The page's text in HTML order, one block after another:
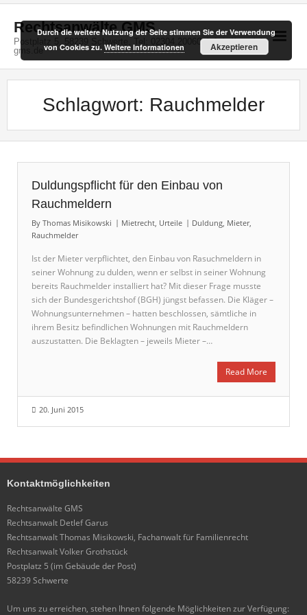
Skip
contentRechtsanwälte GMS
Postplatz 5, 58239 Schwerte, Tel: 02304.20060, info(at)kanzlei-
gms.de
Schlagwort: Rauchmelder
Duldungspflicht für den Einbau von
Rauchmeldern
By Thomas Misikowski Mietrecht, Urteile Duldung, Mieter,
Rauchmelder
Ist der Mieter verpflichtet, den Einbau von Rasuchmeldern in
seiner Wohnung zu dulden, wenn er selbst in seiner Wohnung
bereits Rauchmelder installiert hat? Mit dieser Frage musste
sich der Bundesgerichtshof (BGH) jüngst befassen. Die Kläger –
Wohnungsunternehmen – hatten beschlossen, sämtliche in
ihrem Besitz befindlichen Wohnungen mit Rauchmeldern
auszustatten. Die Beklagten – jeweils Mieter –…
Read More
20. Juni 2015
Kontaktmöglichkeiten
Rechtsanwälte GMS
Rechtsanwalt Detlef Garus
Rechtsanwalt Thomas Misikowski, Fachanwalt für Familienrecht
Rechtsanwalt Volker Grothstück
Postplatz 5 (im Gebäude der Post)
58239 Schwerte
Um uns zu erreichen, stehen Ihnen folgende Möglichkeiten zur Verfügung:
Durch die weitere Nutzung der Seite stimmen Sie der Verwendung
von Cookies zu. Weitere Informationen Akzeptieren